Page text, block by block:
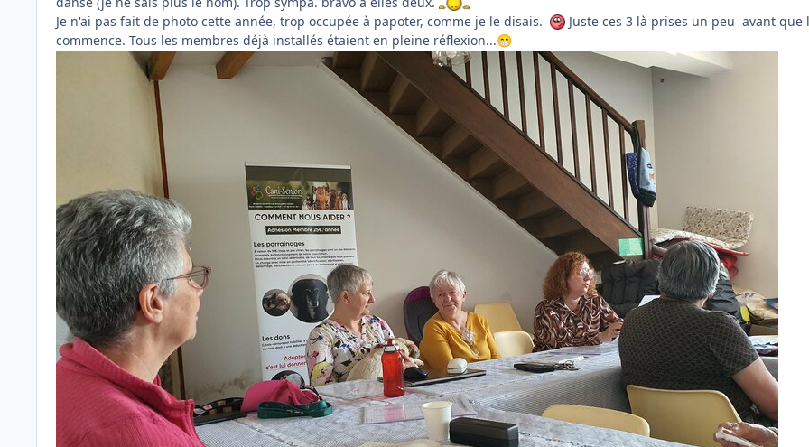
Je n'ai pas fait de photo cette année, trop occupée à papoter, comme je le disais.
Juste ces 3 là prises un peu avant que
commence. Tous les membres déjà installés étaient en pleine réflexion...😁